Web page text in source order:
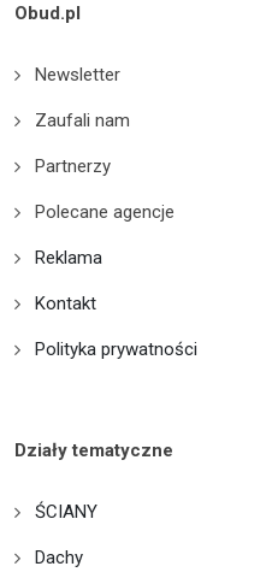
Obud.pl
Newsletter
Zaufali nam
Partnerzy
Polecane agencje
Reklama
Kontakt
Polityka prywatności
Działy tematyczne
ŚCIANY
Dachy